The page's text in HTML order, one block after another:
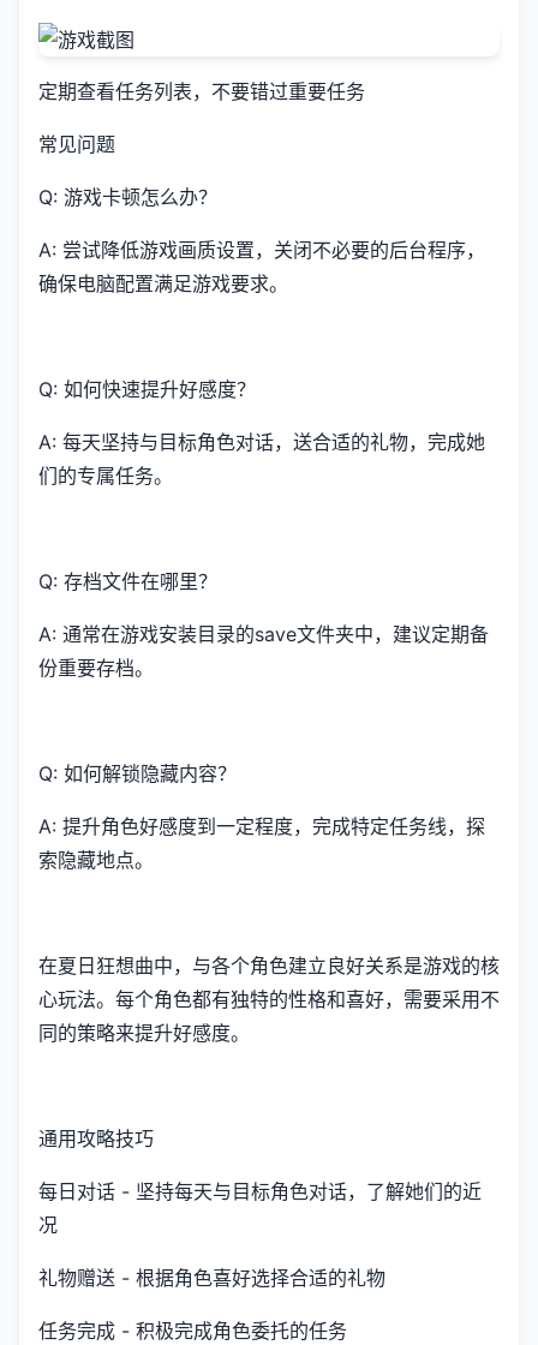
定期查看任务列表，不要错过重要任务
常见问题
Q: 游戏卡顿怎么办？
A: 尝试降低游戏画质设置，关闭不必要的后台程序，
确保电脑配置满足游戏要求。
Q: 如何快速提升好感度？
A: 每天坚持与目标角色对话，送合适的礼物，完成她
们的专属任务。
Q: 存档文件在哪里？
A: 通常在游戏安装目录的save文件夹中，建议定期备
份重要存档。
Q: 如何解锁隐藏内容？
A: 提升角色好感度到一定程度，完成特定任务线，探
索隐藏地点。
在夏日狂想曲中，与各个角色建立良好关系是游戏的核
心玩法。每个角色都有独特的性格和喜好，需要采用不
同的策略来提升好感度。
通用攻略技巧
每日对话 - 坚持每天与目标角色对话，了解她们的近
况
礼物赠送 - 根据角色喜好选择合适的礼物
任务完成 - 积极完成角色委托的任务